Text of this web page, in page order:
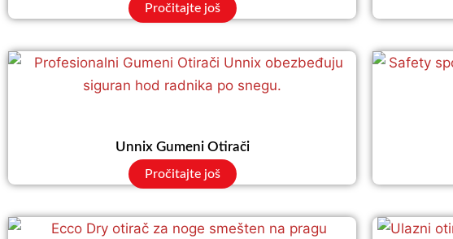
Pročitajte još
Unnix Gumeni Otirači
Pročitajte još